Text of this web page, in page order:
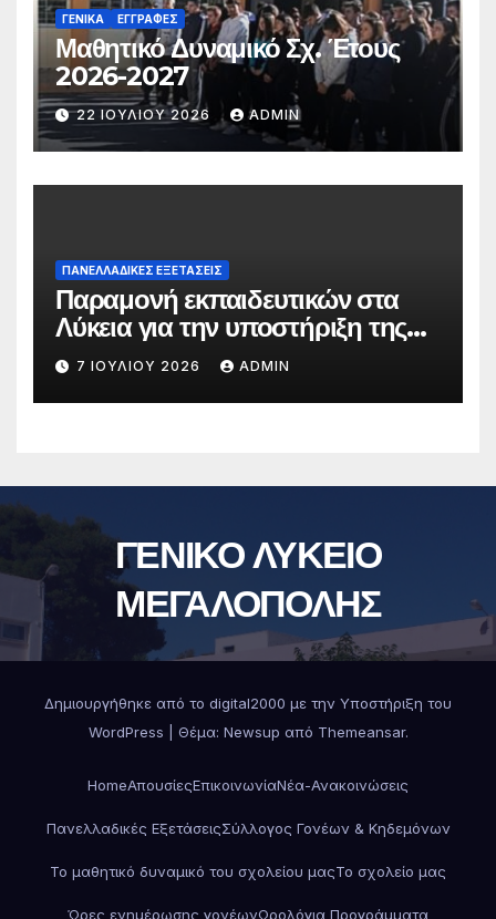
ΓΕΝΙΚΆ ΕΓΓΡΑΦΈΣ
Μαθητικό Δυναμικό Σχ. Έτους
2026-2027
22 ΙΟΥΛΊΟΥ 2026 ADMIN
ΠΑΝΕΛΛΑΔΙΚΕΣ ΕΞΕΤΑΣΕΙΣ
Παραμονή εκπαιδευτικών στα
Λύκεια για την υποστήριξη της
υποβολής του Μηχανογραφικού
7 ΙΟΥΛΊΟΥ 2026 ADMIN
ΓΕΝΙΚΟ ΛΥΚΕΙΟ
ΜΕΓΑΛΟΠΟΛΗΣ
Δημιουργήθηκε από το digital2000 με την Υποστήριξη του
WordPress
Θέμα: Newsup από Themeansar.
HomeΑπουσίεςΕπικοινωνίαΝέα-Ανακοινώσεις
Πανελλαδικές ΕξετάσειςΣύλλογος Γονέων & Κηδεμόνων
Το μαθητικό δυναμικό του σχολείου μαςΤο σχολείο μας
Ώρες ενημέρωσης γονέωνΩρολόγια Προγράμματα